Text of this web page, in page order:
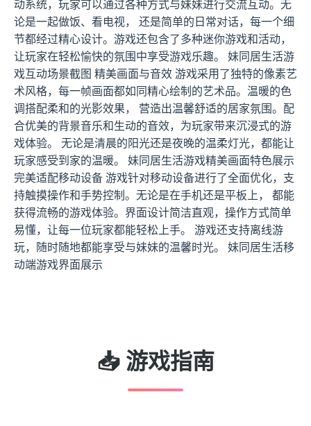
动系统，玩家可以通过各种方式与妹妹进行交流互动。无
论是一起做饭、看电视， 还是简单的日常对话，每一个细
节都经过精心设计。游戏还包含了多种迷你游戏和活动，
让玩家在轻松愉快的氛围中享受游戏乐趣。 妹同居生活游
戏互动场景截图 精美画面与音效 游戏采用了独特的像素艺
术风格，每一帧画面都如同精心绘制的艺术品。温暖的色
调搭配柔和的光影效果， 营造出温馨舒适的居家氛围。配
合优美的背景音乐和生动的音效，为玩家带来沉浸式的游
戏体验。 无论是清晨的阳光还是夜晚的温柔灯光，都能让
玩家感受到家的温暖。 妹同居生活游戏精美画面特色展示
完美适配移动设备 游戏针对移动设备进行了全面优化，支
持触摸操作和手势控制。无论是在手机还是平板上， 都能
获得流畅的游戏体验。界面设计简洁直观，操作方式简单
易懂，让每一位玩家都能轻松上手。 游戏还支持离线游
玩，随时随地都能享受与妹妹的温馨时光。 妹同居生活移
动端游戏界面展示
📥 游戏指南